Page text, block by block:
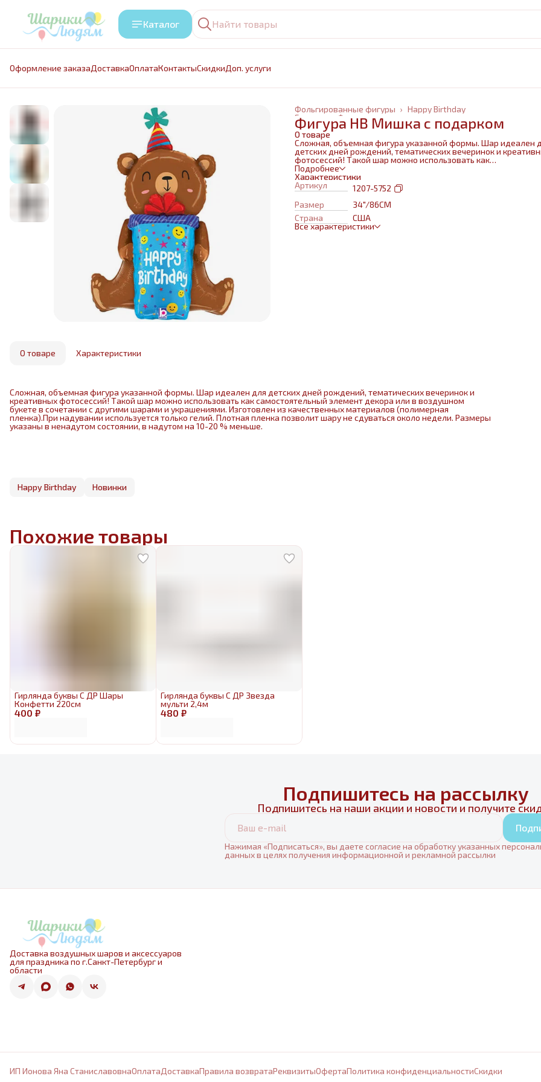
Каталог
Оформление заказаДоставкаОплатаКонтактыCкидкиДоп. услуги
Happy Birthday
Фольгированные фигуры ›
Фольгированные шары
Главная
Фигура HB Мишка с подарком
О товаре
Сложная, объемная фигура указанной формы. Шар идеален
детских дней рождений, тематических вечеринок и
фотосессий! Такой шар можно использовать как
самостоятельный элемент декора или в воздушном букете в
сочетании с другими шарами и украшениями. Изготовлен из
качественных материалов (полимерная пленка).При
используется только гелий. Плотная пленка позволит шару
сдуваться около недели. Размеры указаны в ненадутом
состоянии, в надутом на 10-20 % меньше.
Подробнее
Характеристики
Артикул
1207-5752
Размер
34"/86CM
Страна
США
Все характеристики
О товаре Характеристики
Сложная, объемная фигура указанной формы. Шар идеален для детских дней рождений, тематических вечеринок и
креативных фотосессий! Такой шар можно использовать как самостоятельный элемент декора или в воздушном
букете в сочетании с другими шарами и украшениями. Изготовлен из качественных материалов (полимерная
пленка).При надувании используется только гелий. Плотная пленка позволит шару не сдуваться около недели. Размеры
указаны в ненадутом состоянии, в надутом на 10-20 % меньше.
Happy Birthday Новинки
Похожие товары
400 ₽
Гирлянда буквы С ДР Шары
Конфетти 220см
480 ₽
Гирлянда буквы С ДР Звезда
мульти 2,4м
Подпишитесь на рассылку
Подпишитесь на наши акции и новости и получите
Нажимая «Подписаться», вы даете согласие на обработку указанных
данных в целях получения информационной и рекламной рассылки
Доставка воздушных шаров и аксессуаров
для праздника по г.Санкт-Петербург и
области
ИП Ионова Яна СтаниславовнаОплатаДоставкаПравила возвратаРеквизитыОфертаПолитика конфиденциальностиCкидки